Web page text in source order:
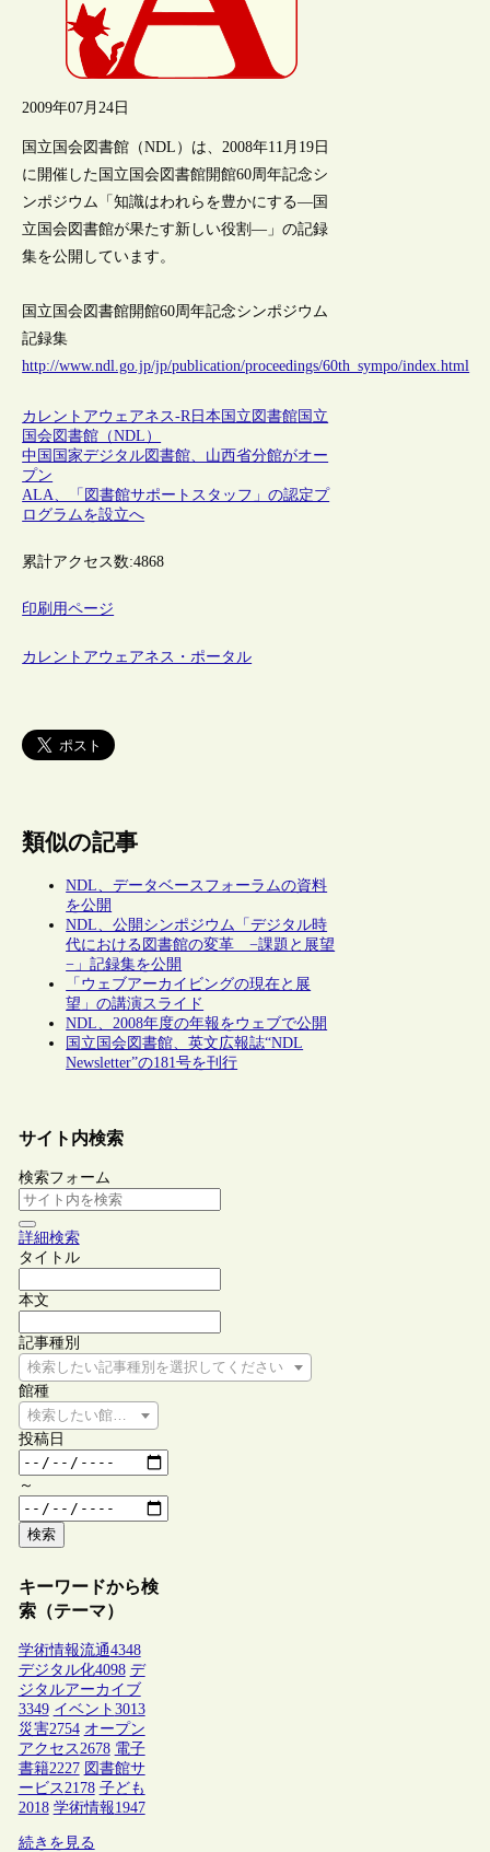
2009年07月24日
国立国会図書館（NDL）は、2008年11月19日
に開催した国立国会図書館開館60周年記念シ
ンポジウム「知識はわれらを豊かにする―国
立国会図書館が果たす新しい役割―」の記録
集を公開しています。
国立国会図書館開館60周年記念シンポジウム
記録集
http://www.ndl.go.jp/jp/publication/proceedings/60th_sympo/index.html
カレントアウェアネス-R日本 国立図書館国立
国会図書館（NDL）
中国国家デジタル図書館、山西省分館がオー
プン
ALA、「図書館サポートスタッフ」の認定プ
ログラムを設立へ
累計アクセス数:4868
印刷用ページ
カレントアウェアネス・ポータル
類似の記事
NDL、データベースフォーラムの資料
を公開
NDL、公開シンポジウム「デジタル時
代における図書館の変革 −課題と展望
−」記録集を公開
「ウェブアーカイビングの現在と展
望」の講演スライド
NDL、2008年度の年報をウェブで公開
国立国会図書館、英文広報誌“NDL
Newsletter”の181号を刊行
サイト内検索
検索フォーム
詳細検索
タイトル
本文
記事種別
検索したい記事種別を選択してください
館種
検索したい館種を選択してください
投稿日
～
検索
キーワードから検
索（テーマ）
学術情報流通4348
デジタル化4098 デ
ジタルアーカイブ
3349 イベント 3013
災害2754 オープン
アクセス2678 電子
書籍2227 図書館サ
ービス2178 子ども
2018 学術情報1947
続きを見る